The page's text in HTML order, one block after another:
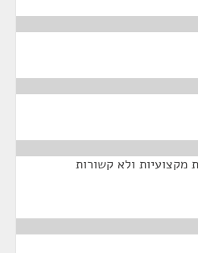
מקצועיות ולא קשורות